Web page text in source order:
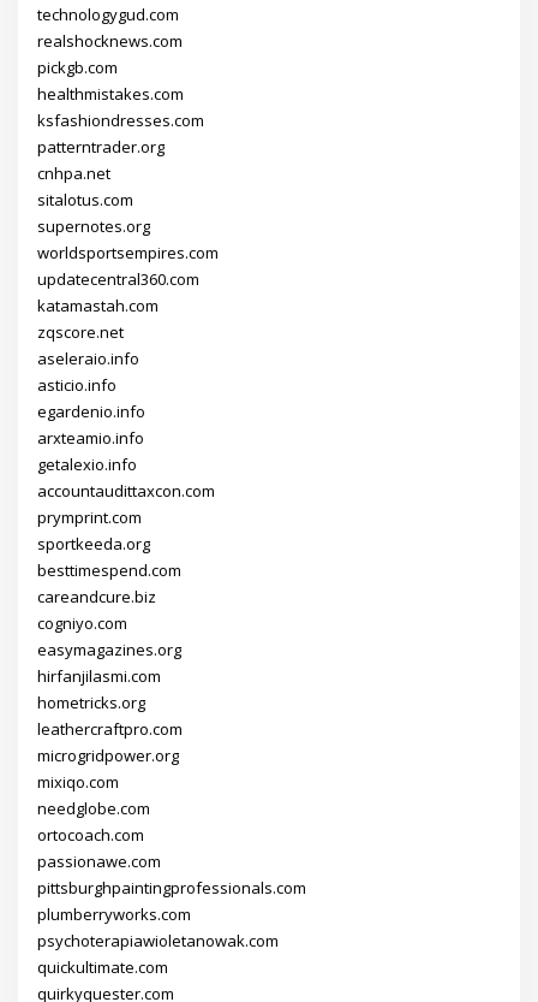
technologygud.com
realshocknews.com
pickgb.com
healthmistakes.com
ksfashiondresses.com
patterntrader.org
cnhpa.net
sitalotus.com
supernotes.org
worldsportsempires.com
updatecentral360.com
katamastah.com
zqscore.net
aseleraio.info
asticio.info
egardenio.info
arxteamio.info
getalexio.info
accountaudittaxcon.com
prymprint.com
sportkeeda.org
besttimespend.com
careandcure.biz
cogniyo.com
easymagazines.org
hirfanjilasmi.com
hometricks.org
leathercraftpro.com
microgridpower.org
mixiqo.com
needglobe.com
ortocoach.com
passionawe.com
pittsburghpaintingprofessionals.com
plumberryworks.com
psychoterapiawioletanowak.com
quickultimate.com
quirkyquester.com